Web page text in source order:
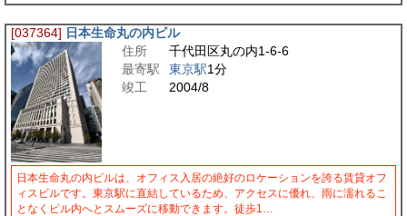
[037364] 日本生命丸の内ビル
住所
千代田区丸の内1-6-6
最寄駅
東京駅1分
竣工
2004/8
日本生命丸の内ビルは、オフィス入居の絶好のロケーションを誇る賃貸オフ
ィスビルです。東京駅に直結しているため、アクセスに優れ、雨に濡れるこ
となくビル内へとスムーズに移動できます。徒歩1…